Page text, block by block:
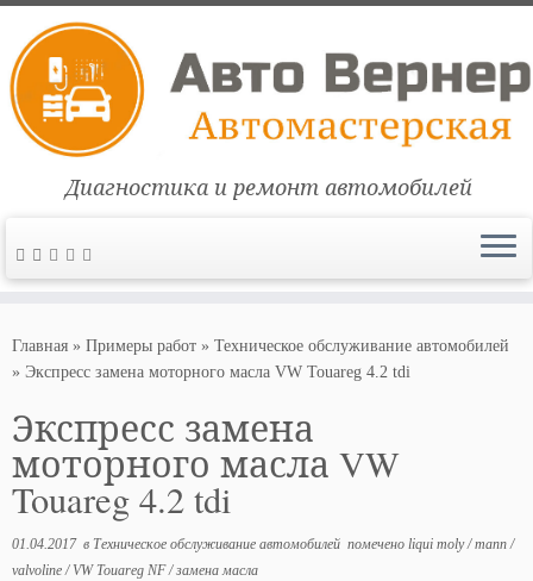
содержимому
Диагностика и ремонт автомобилей
Главная » Примеры работ » Техническое обслуживание автомобилей
» Экспресс замена моторного масла VW Touareg 4.2 tdi
Экспресс замена
моторного масла VW
Touareg 4.2 tdi
01.04.2017в Техническое обслуживание автомобилей помечено liqui moly/mann /
valvoline / VW Touareg NF/замена масла